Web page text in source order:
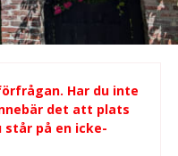
Har du inte
det att plats
på en icke-